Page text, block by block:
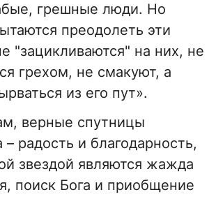
грешные люди. Но
преодолеть эти
"зацикливаются" на них, не
грехом, не смакуют, а
из его пут».
верные спутницы
– радость и благодарность,
звездой являются жажда
поиск Бога и приобщение